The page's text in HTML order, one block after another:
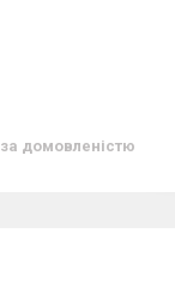
за домовленістю